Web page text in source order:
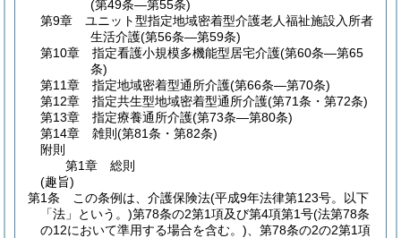
(第49条―第55条)
第9章
ユニット型指定地域密着型介護老人福祉施設入所者
生活介護(第56条―第59条)
第10章
指定看護小規模多機能型居宅介護(第60条―第65
条)
第11章
指定地域密着型通所介護(第66条―第70条)
第12章
指定共生型地域密着型通所介護(第71条・第72条)
第13章
指定療養通所介護(第73条―第80条)
第14章
雑則 (第81条・第82条)
附則
第1章
総則
(趣旨)
第1条
この条例は、介護保険法(平成9年法律第123号。以下
「法」という。)第78条の2第1項及び第4項第1号(法第78条
の12において準用する場合を含む。) 、第78条の2の2第1項